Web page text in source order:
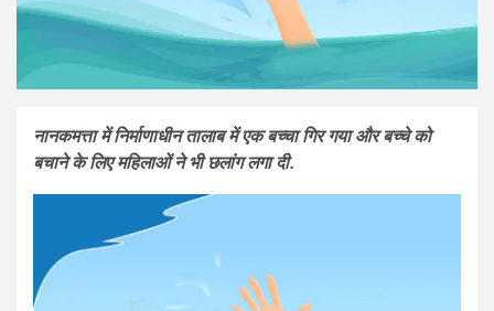
नानकमत्ता में निर्माणाधीन तालाब में एक बच्चा गिर गया और बच्चे को
बचाने के लिए महिलाओं ने भी छलांग लगा दी.